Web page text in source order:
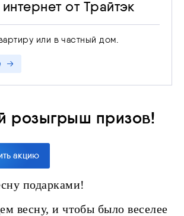
недостоверных сведений,
на основании п. 3 ст. 44
от Трайтэк
или в частный дом.
розыгрыш призов!
акцию
подарками!
весну, и чтобы было веселее